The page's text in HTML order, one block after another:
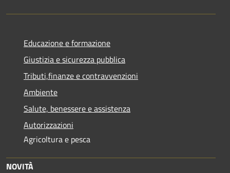
Educazione e formazione
Giustizia e sicurezza pubblica
Tributi,finanze e contravvenzioni
Ambiente
Salute, benessere e assistenza
Autorizzazioni
Agricoltura e pesca
NOVITÀ